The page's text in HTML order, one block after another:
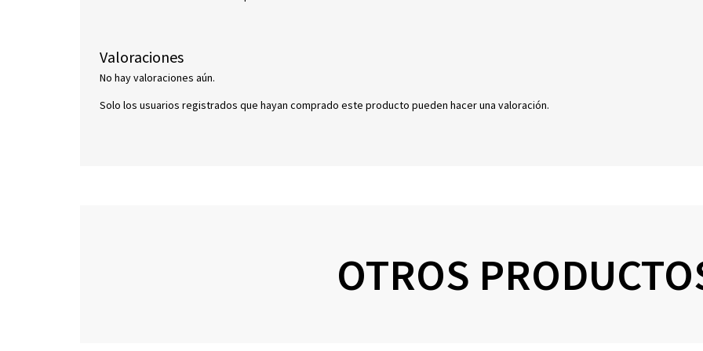
Valoraciones
No hay valoraciones aún.
Solo los usuarios registrados que hayan comprado este producto pueden hacer una valoración.
OTROS